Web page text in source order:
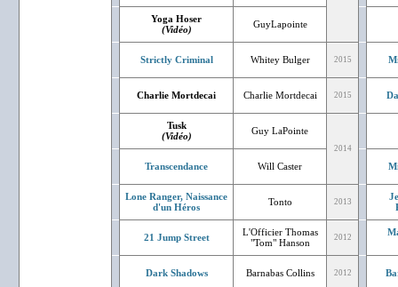
Yoga Hoser
(Vidéo)
GuyLapointe
Strictly Criminal Whitey Bulger 2015
Charlie Mortdecai Charlie Mortdecai 2015
Tusk
(Vidéo)
Guy LaPointe
2014
Transcendance Will Caster
Lone Ranger, Naissance
d'un Héros
Tonto 2013
21 Jump Street
L'Officier Thomas
"Tom" Hanson
2012
Dark Shadows Barnabas Collins 2012